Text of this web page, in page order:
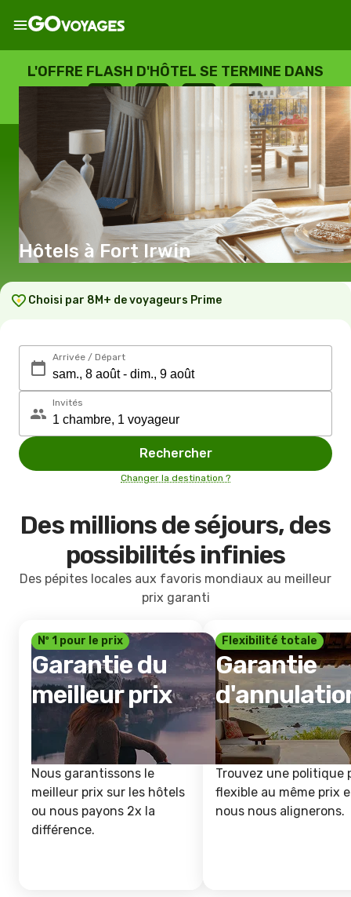
L'OFFRE FLASH D'HÔTEL SE TERMINE DANS
--
JOURS
: --
HEURES
: --
SECONDES
Hôtels à Fort Irwin
Choisi par 8M+ de voyageurs Prime
Arrivée / Départ
Invités
Rechercher
Changer la destination ?
Des millions de séjours, des
possibilités infinies
Des pépites locales aux favoris mondiaux au meilleur
prix garanti
Nº 1 pour le prix
Garantie du
meilleur prix
Nous garantissons le
meilleur prix sur les hôtels
ou nous payons 2x la
différence.
Flexibilité totale
Garantie
Trouvez une politique
flexible au même prix
nous nous alignerons.